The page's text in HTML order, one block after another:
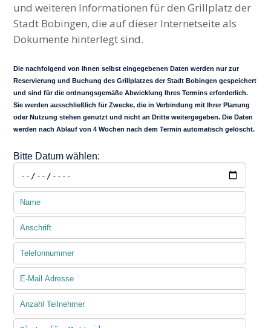
und weiteren Informationen für den Grillplatz der
Stadt Bobingen, die auf dieser Internetseite als
Dokumente hinterlegt sind.
Die nachfolgend von Ihnen selbst eingegebenen Daten werden nur zur
Reservierung und Buchung des Grillplatzes der Stadt Bobingen gespeichert
und sind für die ordnungsgemäße Abwicklung Ihres Termins erforderlich.
Sie werden ausschließlich für Zwecke, die in Verbindung mit Ihrer Planung
oder Nutzung stehen genutzt und nicht an Dritte weitergegeben. Die Daten
werden nach Ablauf von 4 Wochen nach dem Termin automatisch gelöscht.
Bitte Datum wählen: